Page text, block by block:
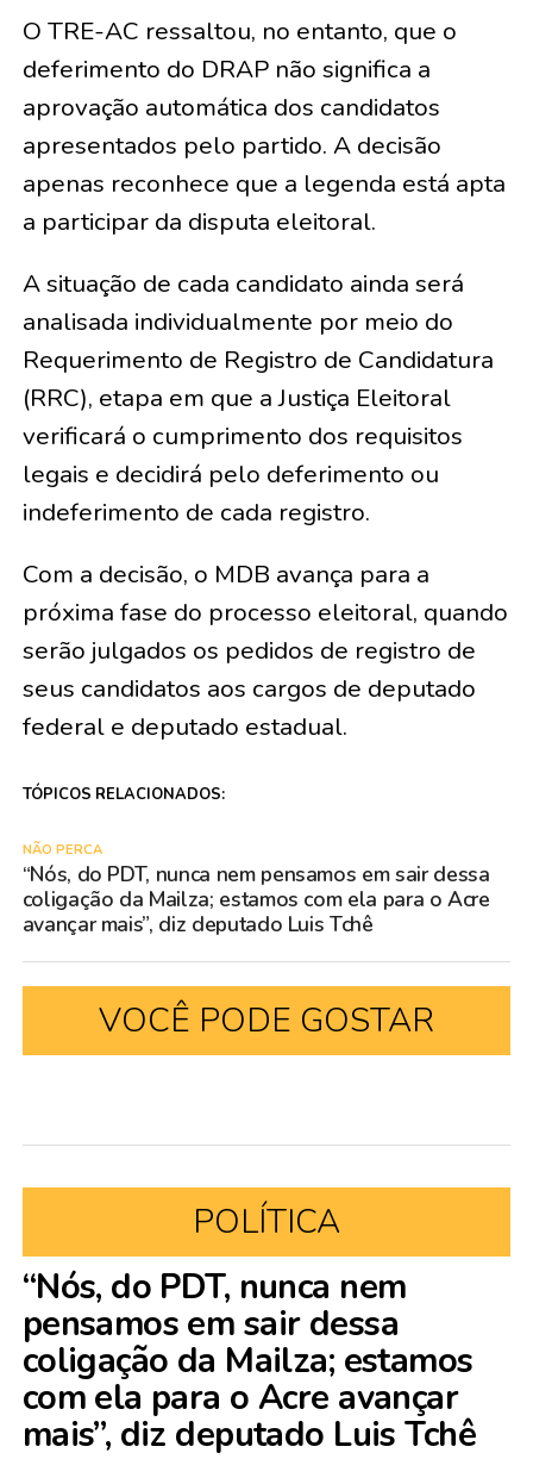
O TRE-AC ressaltou, no entanto, que o
deferimento do DRAP não significa a
aprovação automática dos candidatos
apresentados pelo partido. A decisão
apenas reconhece que a legenda está apta
a participar da disputa eleitoral.
A situação de cada candidato ainda será
analisada individualmente por meio do
Requerimento de Registro de Candidatura
(RRC), etapa em que a Justiça Eleitoral
verificará o cumprimento dos requisitos
legais e decidirá pelo deferimento ou
indeferimento de cada registro.
Com a decisão, o MDB avança para a
próxima fase do processo eleitoral, quando
serão julgados os pedidos de registro de
seus candidatos aos cargos de deputado
federal e deputado estadual.
TÓPICOS RELACIONADOS:
NÃO PERCA
“Nós, do PDT, nunca nem pensamos em sair dessa
coligação da Mailza; estamos com ela para o Acre
avançar mais”, diz deputado Luis Tchê
VOCÊ PODE GOSTAR
POLÍTICA
“Nós, do PDT, nunca nem
pensamos em sair dessa
coligação da Mailza; estamos
com ela para o Acre avançar
mais”, diz deputado Luis Tchê